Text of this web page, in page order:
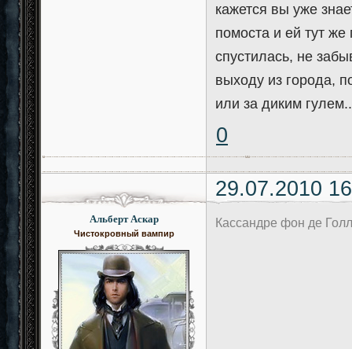
кажется вы уже
помоста и ей тут
спустилась, не
выходу из города,
или за диким
0
29.07.2010
Альберт Аскар
Чистокровный вампир
Кассандре фон де